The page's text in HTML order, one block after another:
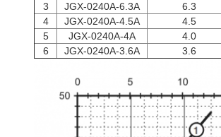
3
JGX-0240A-6.3A 6.3
4
JGX-0240A-4.5A 4.5
5
JGX-0240A-4A 4.0
6
JGX-0240A-3.6A 3.6